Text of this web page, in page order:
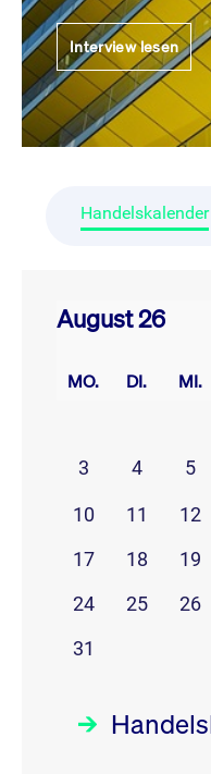
Interview lesen
Handelskalender
August 26
MO. DI. MI.
3
4 5
10 11 12
17
18 19
24
25 26
31